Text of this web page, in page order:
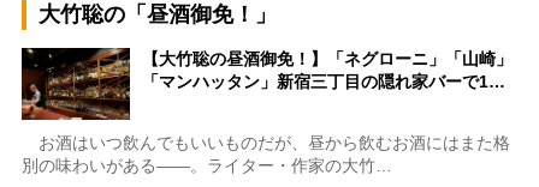
大竹聡の「昼酒御免！」
【大竹聡の昼酒御免！】「ネグローニ」「山崎」
「マンハッタン」新宿三丁目の隠れ家バーで1…
お酒はいつ飲んでもいいものだが、昼から飲むお酒にはまた格
別の味わいがある――。ライター・作家の大竹…